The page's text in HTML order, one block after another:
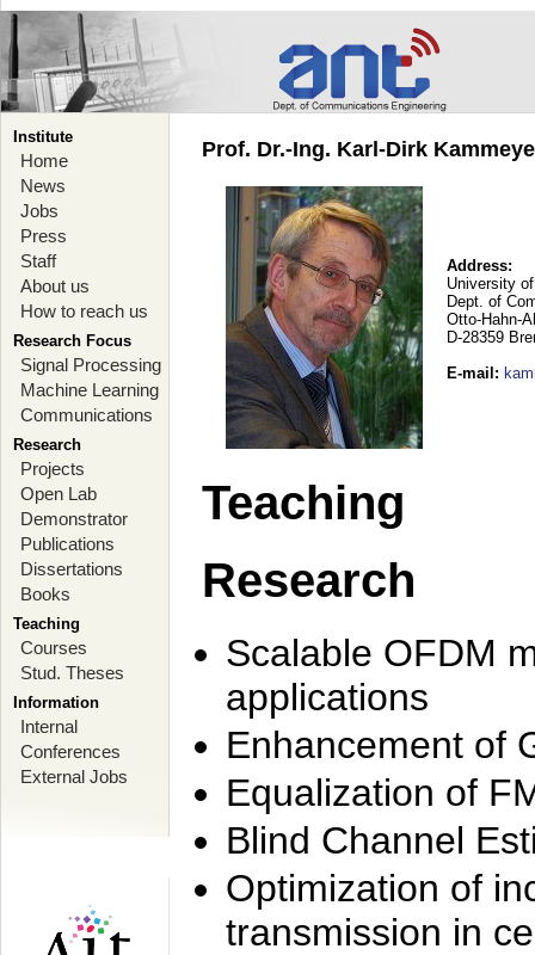
Institute
Home
News
Jobs
Press
Staff
About us
How to reach us
Research Focus
Signal Processing
Machine Learning
Communications
Research
Projects
Open Lab
Demonstrator
Publications
Dissertations
Books
Teaching
Courses
Stud. Theses
Information
Internal
Conferences
External Jobs
Prof. Dr.-Ing. Karl-Dirk
Address:
University
Dept. of
Otto-Hahn-
D-28359
E-mail :
Teaching
Research
Scalable OFDM
applications
Enhancement of
Equalization of
Blind Channel
Optimization of
transmission in